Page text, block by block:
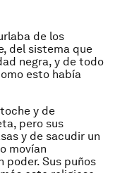
de los
del sistema que
negra, y de todo
esto había
y de
pero sus
y de sacudir un
movían
poder. Sus puños